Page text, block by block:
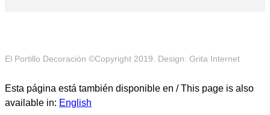
El Portillo Decoración ©Copyright 2019. Design: Grita Internet
Esta página está también disponible en / This page is also
available in: English